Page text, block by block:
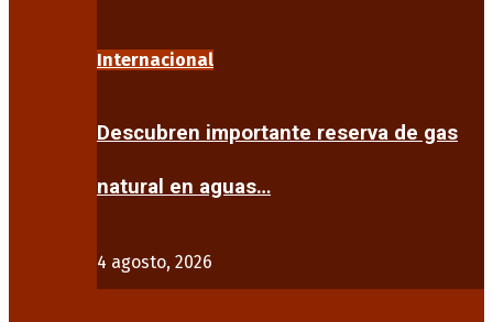
Internacional
Descubren importante reserva de gas
natural en aguas…
4 agosto, 2026